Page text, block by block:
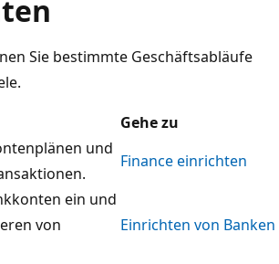
Sie bestimmte Geschäftsabläufe
Gehe zu
und
Finance einrichten
ein und
von
Einrichten von Banken